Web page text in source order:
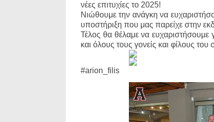
νέες επιτυχίες το 2025!
Νιώθουμε την ανάγκη να
υποστήριξη που μας παρείχε στην
Τέλος θα θέλαμε να ευχαριστήσουμε
και όλους τους γονείς και φίλους
#arion_filis